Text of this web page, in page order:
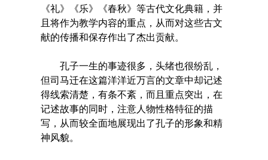
《礼》《乐》《春秋》等古代文化典籍，并
且将作为教学内容的重点，从而对这些古文
献的传播和保存作出了杰出贡献。
孔子一生的事迹很多，头绪也很纷乱，
但司马迁在这篇洋洋近万言的文章中却记述
得线索清楚，有条不紊，而且重点突出，在
记述故事的同时，注意人物性格特征的描
写，从而较全面地展现出了孔子的形象和精
神风貌。